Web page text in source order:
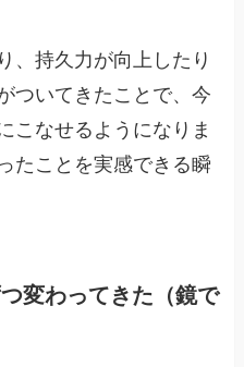
、持久力が向上したり
ついてきたことで、今
こなせるようになりま
たことを実感できる瞬
変わってきた（鏡で